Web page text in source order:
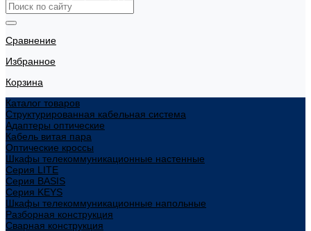
Сравнение
Избранное
Корзина
Каталог товаров
Структурированная кабельная система
Адаптеры оптические
Кабель витая пара
Оптические кроссы
Шкафы телекоммуникационные настенные
Cерия LITE
Cерия BASIS
Cерия KEYS
Шкафы телекоммуникационные напольные
Разборная конструкция
Сварная конструкция